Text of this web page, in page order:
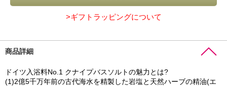
>ギフトラッピングについて
商品詳細
ドイツ入浴料No.1 クナイプバスソルトの魅力とは?
(1)2億5千万年前の古代海水を精製した岩塩と天然ハーブの精油(エ